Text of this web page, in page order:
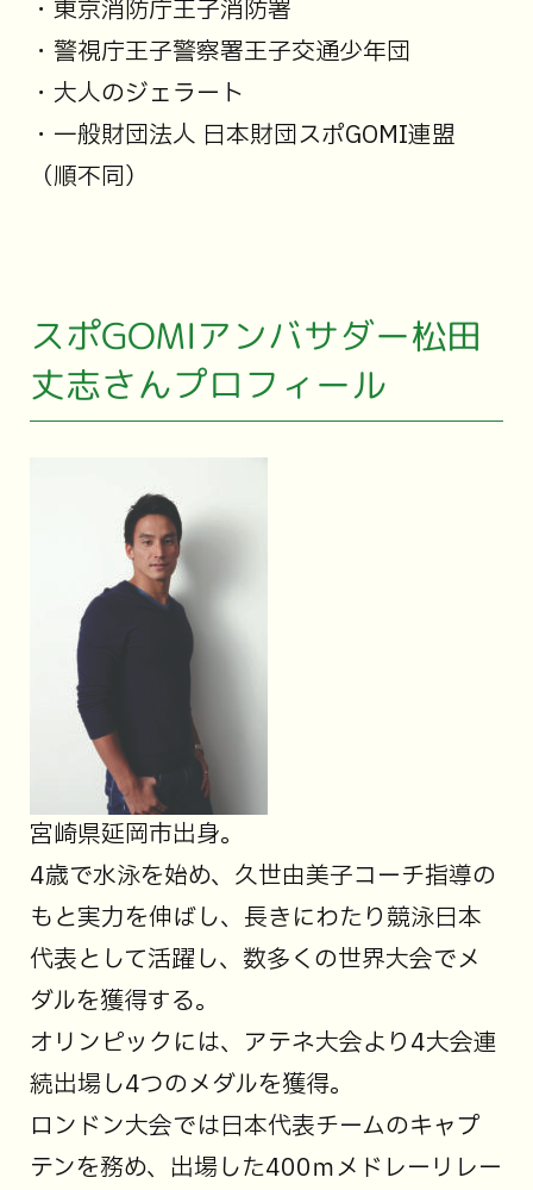
・東京消防庁王子消防署
・警視庁王子警察署王子交通少年団
・大人のジェラート
・一般財団法人 日本財団スポGOMI連盟
（順不同）
スポGOMIアンバサダー松田
丈志さんプロフィール
宮崎県延岡市出身。
4歳で水泳を始め、久世由美子コーチ指導の
もと実力を伸ばし、長きにわたり競泳日本
代表として活躍し、数多くの世界大会でメ
ダルを獲得する。
オリンピックには、アテネ大会より4大会連
続出場し4つのメダルを獲得。
ロンドン大会では日本代表チームのキャプ
テンを務め、出場した400ｍメドレーリレー